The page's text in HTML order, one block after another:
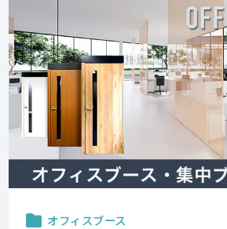
オフィスブース